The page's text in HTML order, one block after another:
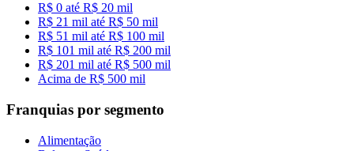
R$ 0 até R$ 20 mil
R$ 21 mil até R$ 50 mil
R$ 51 mil até R$ 100 mil
R$ 101 mil até R$ 200 mil
R$ 201 mil até R$ 500 mil
Acima de R$ 500 mil
Franquias por segmento
Alimentação